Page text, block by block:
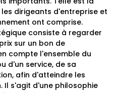
dirigeants d'entreprise et
ont comprise.
consiste à regarder
sur un bon de
compte l'ensemble du
d'un service, de sa
afin d'atteindre les
Il s'agit d'une philosophie